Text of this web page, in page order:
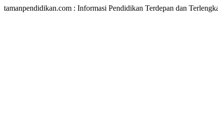
tamanpendidikan.com : Informasi Pendidikan Terdepan dan